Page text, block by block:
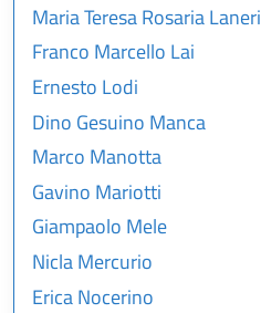
Maria Teresa Rosaria Laneri
Franco Marcello Lai
Ernesto Lodi
Dino Gesuino Manca
Marco Manotta
Gavino Mariotti
Giampaolo Mele
Nicla Mercurio
Erica Nocerino